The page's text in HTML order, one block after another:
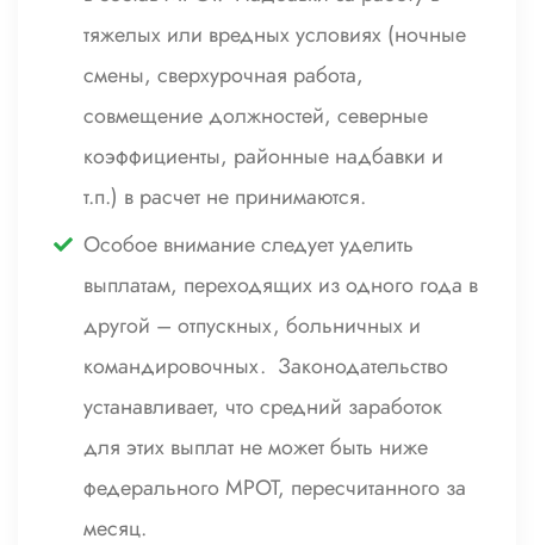
тяжелых или вредных условиях (ночные
смены, сверхурочная работа,
совмещение должностей, северные
коэффициенты, районные надбавки и
т.п.) в расчет не принимаются.
Особое внимание следует уделить
выплатам, переходящих из одного года в
другой – отпускных, больничных и
командировочных. Законодательство
устанавливает, что средний заработок
для этих выплат не может быть ниже
федерального МРОТ, пересчитанного за
месяц.